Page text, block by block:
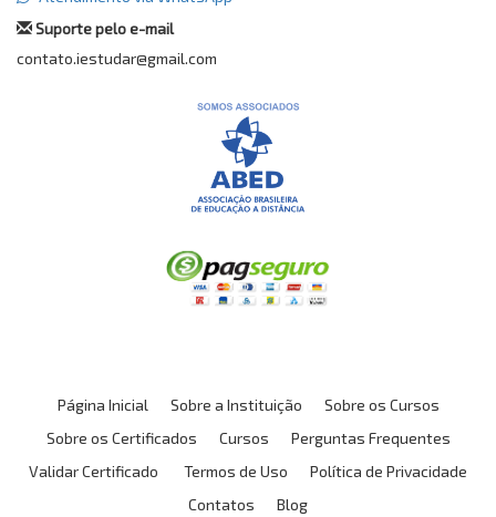
Suporte pelo e-mail
contato.iestudar@gmail.com
Página Inicial Sobre a Instituição
Sobre os Cursos
Sobre os Certificados
Cursos
Perguntas Frequentes
Validar Certificado
Termos de Uso
Política de Privacidade
Contatos
Blog